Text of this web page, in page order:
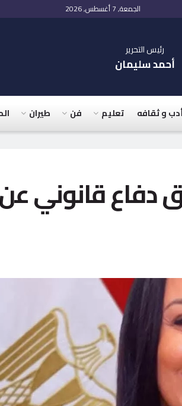
الجمعة, 7 أغسطس, 2026
رئيس التحرير
أحمد سليمان
أدب و ثقافه تعليم فن طيران
دفاع قانوني عن